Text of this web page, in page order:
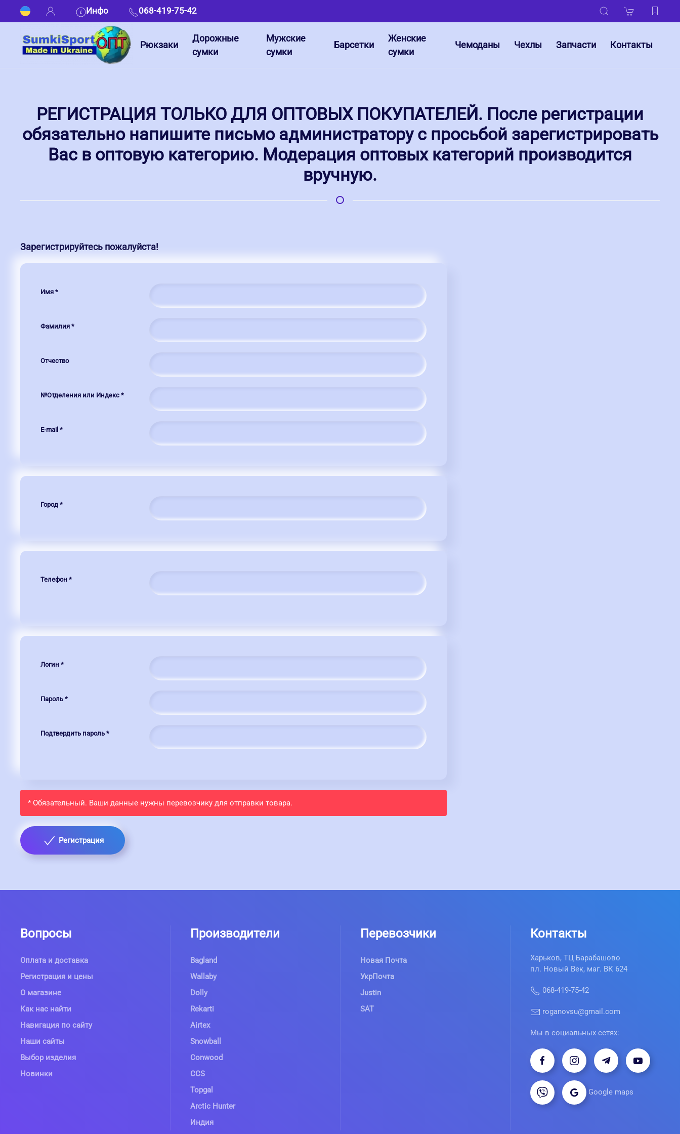
Инфо 068-419-75-42
Рюкзаки
Дорожные
сумки
Мужские
сумки
Барсетки
Женские
сумки
Чемоданы Чехлы Запчасти Контакты
РЕГИСТРАЦИЯ ТОЛЬКО ДЛЯ ОПТОВЫХ ПОКУПАТЕЛЕЙ. После регистрации
обязательно напишите письмо администратору с просьбой зарегистрировать
Вас в оптовую категорию. Модерация оптовых категорий производится
вручную.
Зарегистрируйтесь пожалуйста!
Имя *
Фамилия *
Отчество
№Отделения или Индекс *
E-mail *
Город *
Телефон *
Логин *
Пароль *
Подтвердить пароль *
* Обязательный. Ваши данные нужны перевозчику для отправки товара.
Регистрация
Вопросы
Оплата и доставка
Регистрация и цены
О магазине
Как нас найти
Навигация по сайту
Наши сайты
Выбор изделия
Новинки
Производители
Bagland
Wallaby
Dolly
Rekarti
Airtex
Snowball
Conwood
CCS
Topgal
Arctic Hunter
Индия
Перевозчики
Новая Почта
УкрПочта
Justin
SAT
Контакты
Харьков, ТЦ Барабашово
пл. Новый Век, маг. ВК 624
068-419-75-42
roganovsu@gmail.com
Мы в социальных сетях:
Google maps